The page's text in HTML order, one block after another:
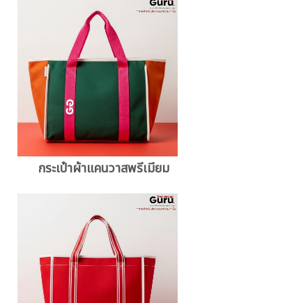
กระเป๋าผ้าแคนวาสพรีเมียม